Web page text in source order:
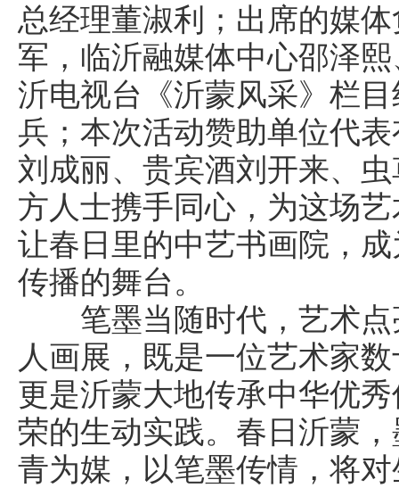
总经理董淑利；出席的媒
军，临沂融媒体中心邵泽
沂电视台《沂蒙风采》栏
兵；本次活动赞助单位代
刘成丽、贵宾酒刘开来、
方人士携手同心，为这场
让春日里的中艺书画院，
传播的舞台。
笔墨当随时代，艺术点
人画展，既是一位艺术家
更是沂蒙大地传承中华优
荣的生动实践。春日沂蒙
青为媒，以笔墨传情，将